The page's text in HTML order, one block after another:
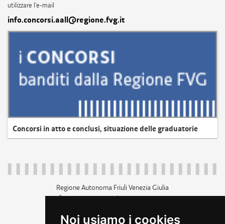
Noi usiamo i cookies
utilizzare l'e-mail
info.concorsi.aall@regione.fvg.it
Concorsi in atto e conclusi, situazione delle graduatorie
Regione Autonoma Friuli Venezia Giulia
c.f. 80014930327; p.iva 00526040324
+39 040 3771111